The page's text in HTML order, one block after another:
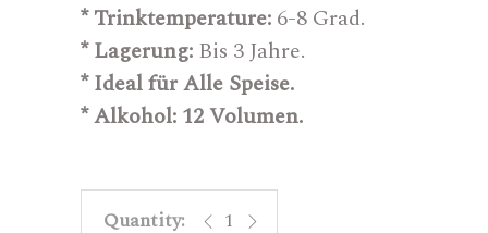
* Trinktemperature: 6-8 Grad.
* Lagerung: Bis 3 Jahre.
* Ideal für Alle Speise.
* Alkohol: 12 Volumen.
Cerdá Gold quantity